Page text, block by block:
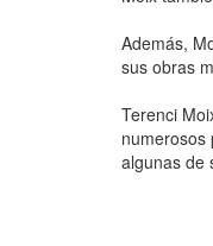
Además,
sus obras
Terenci
numerosos
algunas de